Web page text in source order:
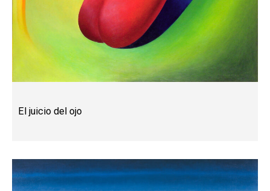
El juicio del ojo